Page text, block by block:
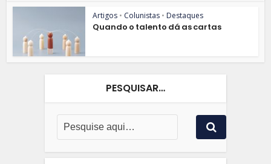
Artigos • Colunistas • Destaques
Quando o talento dá as cartas
PESQUISAR…